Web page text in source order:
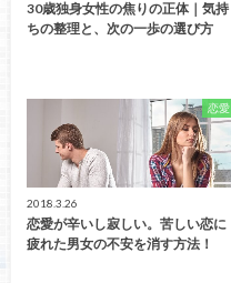
30歳独身女性の焦りの正体｜気持
ちの整理と、次の一歩の選び方
恋愛
2018.3.26
恋愛が辛いし寂しい。苦しい恋に
疲れた男女の不安を消す方法！